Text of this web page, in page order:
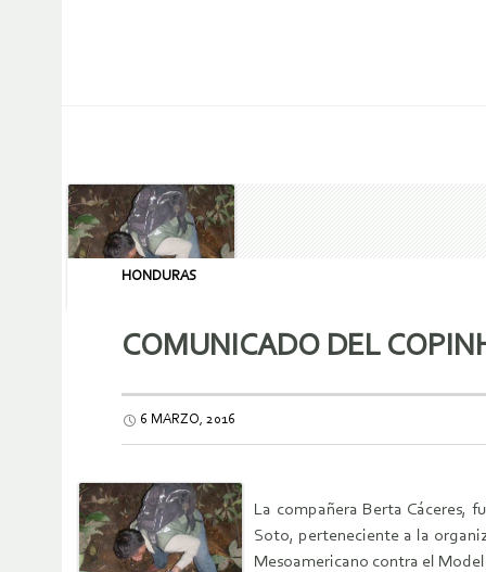
HONDURAS
COMUNICADO DEL
6 MARZO, 2016
La compañera Berta Cáceres,
Soto, perteneciente a la
Mesoamericano contra el